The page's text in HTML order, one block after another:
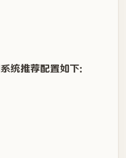
统推荐配置如下：